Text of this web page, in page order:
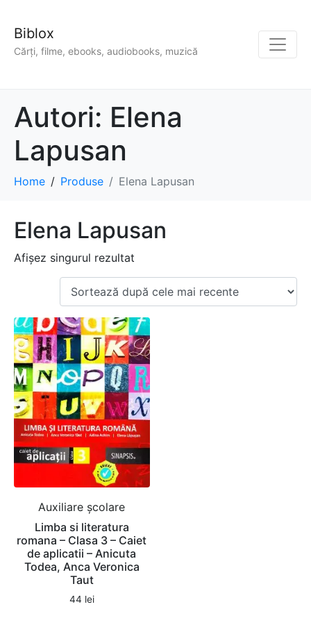
Biblox
Cărți, filme, ebooks, audiobooks, muzică
Autori: Elena
Lapusan
Home Produse Elena Lapusan
Elena Lapusan
Afișez singurul rezultat
Auxiliare şcolare
Limba si literatura
romana – Clasa 3 – Caiet
de aplicatii – Anicuta
Todea, Anca Veronica
Taut
44 lei